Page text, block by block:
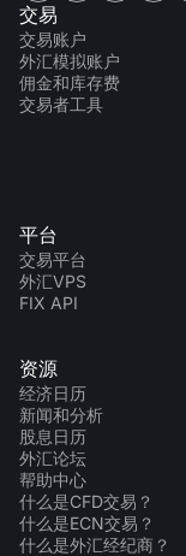
交易
交易账户
外汇模拟账户
佣金和库存费
交易者工具
平台
交易平台
外汇VPS
FIX API
资源
经济日历
新闻和分析
股息日历
外汇论坛
帮助中心
什么是CFD交易？
什么是ECN交易？
什么是外汇经纪商？